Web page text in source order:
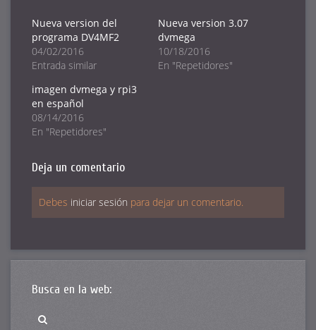
Twitter
(Se
abre
en
una
ventana
nueva)
Facebook
(Se
abre
ventana
nueva)
Nueva version del
programa DV4MF2
04/02/2016
Entrada similar
Nueva version 3.07
dvmega
10/18/2016
En "Repetidores"
imagen dvmega y rpi3
en español
08/14/2016
En "Repetidores"
Deja un comentario
Debes iniciar sesión para dejar un comentario.
Busca en la web: